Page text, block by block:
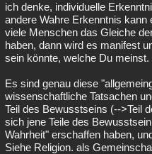
ich denke, individuelle
andere Wahre Erkenntnis
viele Menschen das Gleiche
haben, dann wird es manifest
sein könnte, welche Du meinst.
Es sind genau diese
wissenschaftliche Tatsachen
Teil des Bewusstseins (-->Teil
sich jene Teile des
Wahrheit" erschaffen haben,
Siehe Religion. als